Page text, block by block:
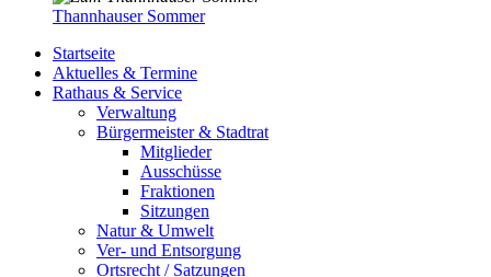
Thannhauser Sommer
Startseite
Aktuelles & Termine
Rathaus & Service
Verwaltung
Bürgermeister & Stadtrat
Mitglieder
Ausschüsse
Fraktionen
Sitzungen
Natur & Umwelt
Ver- und Entsorgung
Ortsrecht / Satzungen